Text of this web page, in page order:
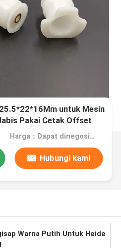
untuk Mesin
Pakai Cetak Offset
Harga：Dapat dinegosiasikan
Hubungi kami
Warna Putih Untuk Heide